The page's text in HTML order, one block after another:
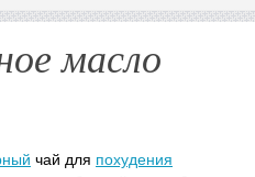
масло
чай для похудения